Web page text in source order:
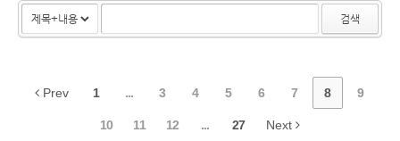
검색
Prev 1 ... 3 4 5 6 7 8 9
10 11 12 ... 27 Next